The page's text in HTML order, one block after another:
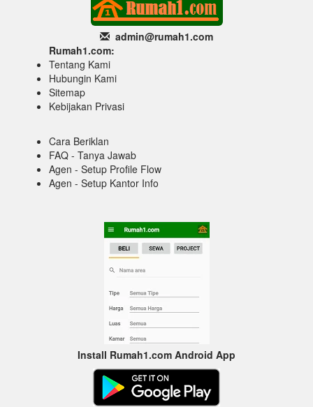
admin@rumah1.com
Rumah1.com:
Tentang Kami
Hubungin Kami
Sitemap
Kebijakan Privasi
Cara Beriklan
FAQ - Tanya Jawab
Agen - Setup Profile Flow
Agen - Setup Kantor Info
Install Rumah1.com Android App